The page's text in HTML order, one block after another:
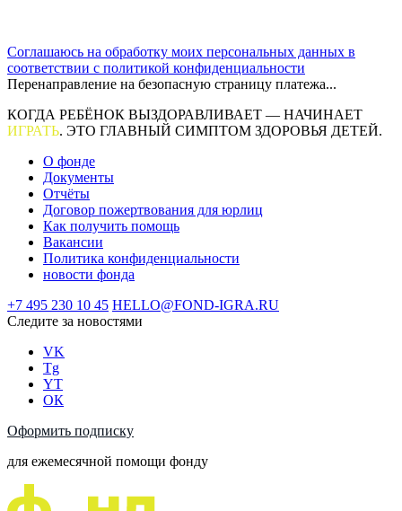
Соглашаюсь на обработку моих персональных данных в
соответствии с политикой конфиденциальности
Перенаправление на безопасную страницу платежа...
КОГДА РЕБЁНОК ВЫЗДОРАВЛИВАЕТ — НАЧИНАЕТ
ИГРАТЬ. ЭТО ГЛАВНЫЙ СИМПТОМ ЗДОРОВЬЯ ДЕТЕЙ.
О фонде
Документы
Отчёты
Договор пожертвования для юрлиц
Как получить помощь
Вакансии
Политика конфиденциальности
новости фонда
+7 495 230 10 45 HELLO@FOND-IGRA.RU
Следите за новостями
VK
Tg
YT
ОК
Оформить подписку
для ежемесячной помощи фонду